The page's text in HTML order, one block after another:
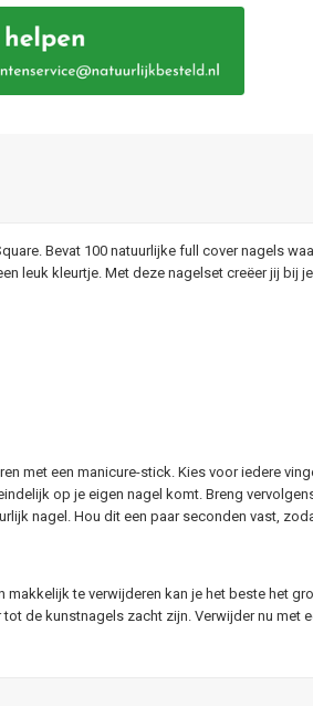
Bevat 100 natuurlijke full cover nagels
leuk kleurtje. Met deze nagelset creëer jij bij
met een manicure-stick. Kies voor iedere
op je eigen nagel komt. Breng
nagel. Hou dit een paar seconden vast,
te verwijderen kan je het beste het
de kunstnagels zacht zijn. Verwijder nu met